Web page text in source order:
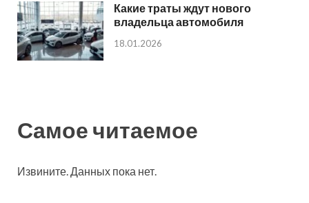
Какие траты ждут нового
владельца автомобиля
18.01.2026
Самое читаемое
Извините. Данных пока нет.